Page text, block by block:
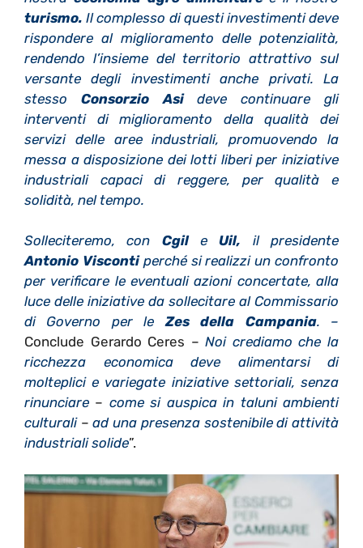
turismo. Il complesso di questi investimenti deve
rispondere al miglioramento delle potenzialità,
rendendo l’insieme del territorio attrattivo sul
versante degli investimenti anche privati. La
stesso Consorzio Asideve continuare gli
interventi di miglioramento della qualità dei
servizi delle aree industriali, promuovendo la
messa a disposizione dei lotti liberi per iniziative
industriali capaci di reggere, per qualità e
solidità, nel tempo.
Solleciteremo, con CgileUil, il presidente
Antonio Viscontiperché si realizzi un confronto
per verificare le eventuali azioni concertate, alla
luce delle iniziative da sollecitare al Commissario
di Governo per leZes della Campania. –
Conclude Gerardo Ceres –Noi crediamo che la
ricchezza economica deve alimentarsi di
molteplici e variegate iniziative settoriali, senza
rinunciare – come si auspica in taluni ambienti
culturali –ad una presenza sostenibile di attività
industriali solide”.